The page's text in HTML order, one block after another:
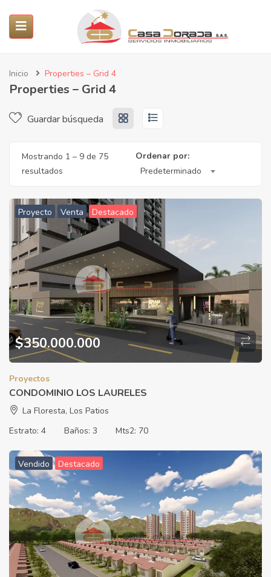
(Servicios)
(Nosotros)
Inicio Properties – Grid 4
Properties – Grid 4
Guardar búsqueda
Mostrando 1 – 9 de 75
resultados
Ordenar por:
Predeterminado
Proyecto Venta Destacado
$350.000.000
Proyectos
CONDOMINIO LOS LAURELES
La Floresta, Los Patios
Estrato: 4 Baños: 3 Mts2: 70
Vendido Destacado